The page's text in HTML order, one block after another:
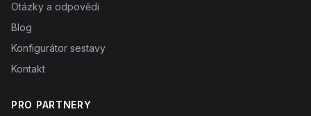
Otázky a odpovědi
Blog
Konfigurátor sestavy
Kontakt
PRO PARTNERY